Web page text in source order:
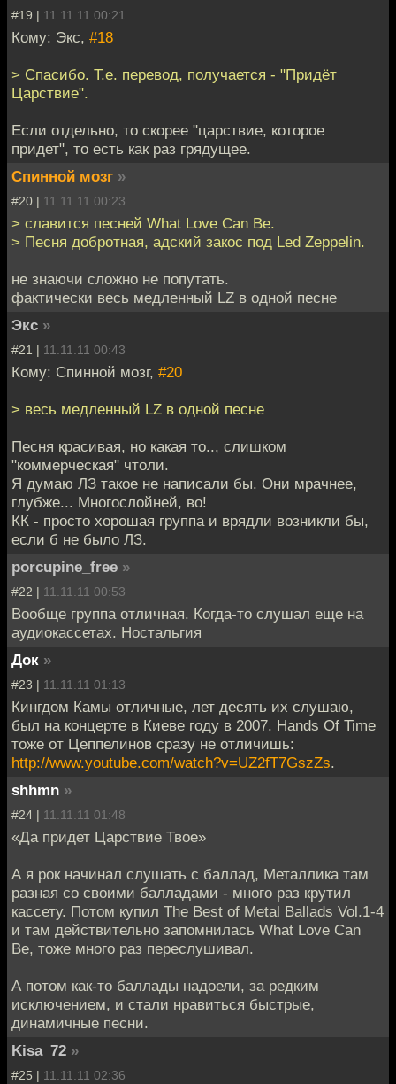
#19 | 11.11.11 00:21
Кому: Экс, #18
> Спасибо. Т.е. перевод, получается - "Придёт
Царствие".
Если отдельно, то скорее "царствие, которое
придет", то есть как раз грядущее.
Спинной мозг »
#20 | 11.11.11 00:23
> славится песней What Love Can Be.
> Песня добротная, адский закос под Led Zeppelin.
не знаючи сложно не попутать.
фактически весь медленный LZ в одной песне
Экс »
#21 | 11.11.11 00:43
Кому: Спинной мозг, #20
> весь медленный LZ в одной песне
Песня красивая, но какая то.., слишком
"коммерческая" чтоли.
Я думаю ЛЗ такое не написали бы. Они мрачнее,
глубже... Многослойней, во!
КК - просто хорошая группа и врядли возникли бы,
если б не было ЛЗ.
porcupine_free »
#22 | 11.11.11 00:53
Вообще группа отличная. Когда-то слушал еще на
аудиокассетах. Ностальгия
Док »
#23 | 11.11.11 01:13
Кингдом Камы отличные, лет десять их слушаю,
был на концерте в Киеве году в 2007. Hands Of Time
тоже от Цеппелинов сразу не отличишь:
http://www.youtube.com/watch?v=UZ2fT7GszZs.
shhmn »
#24 | 11.11.11 01:48
«Да придет Царствие Твое»
А я рок начинал слушать с баллад, Металлика там
разная со своими балладами - много раз крутил
кассету. Потом купил The Best of Metal Ballads Vol.1-4
и там действительно запомнилась What Love Can
Be, тоже много раз переслушивал.
А потом как-то баллады надоели, за редким
исключением, и стали нравиться быстрые,
динамичные песни.
Kisa_72 »
#25 | 11.11.11 02:36